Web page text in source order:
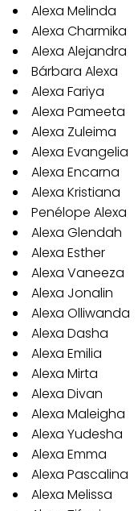
Alexa Melinda
Alexa Charmika
Alexa Alejandra
Bárbara Alexa
Alexa Fariya
Alexa Pameeta
Alexa Zuleima
Alexa Evangelia
Alexa Encarna
Alexa Kristiana
Penélope Alexa
Alexa Glendah
Alexa Esther
Alexa Vaneeza
Alexa Jonalin
Alexa Olliwanda
Alexa Dasha
Alexa Emilia
Alexa Mirta
Alexa Divan
Alexa Maleigha
Alexa Yudesha
Alexa Emma
Alexa Pascalina
Alexa Melissa